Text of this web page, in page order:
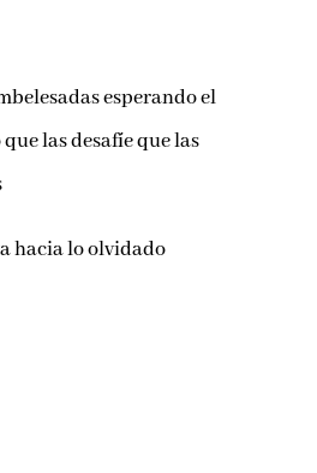
esperando el
las desafíe que las
hacia lo olvidado